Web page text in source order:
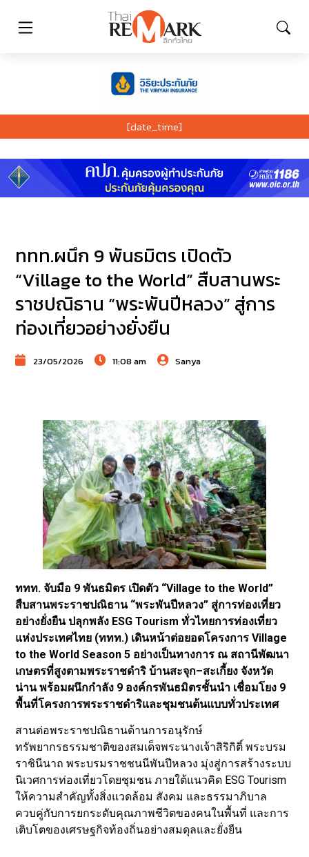
[date_time]
ททท.ผนึก 9 พันธมิตร เปิดตัว
“Village to the World” สืบสานพระ
ราชปณิธาน “พระพันปีหลวง” สู่การ
ท่องเที่ยวอย่างยั่งยืน
23/05/2026 11:08 am Sanya
ททท. จับมือ 9 พันธมิตร เปิดตัว “Village to the World”
สืบสานพระราชปณิธาน “พระพันปีหลวง” สู่การท่องเที่ยว
อย่างยั่งยืน ปลุกพลัง ESG Tourism ทั่วไทยการท่องเที่ยว
แห่งประเทศไทย (ททท.) เดินหน้าต่อยอดโครงการ Village
to the World Season 5 อย่างเป็นทางการ ณ สถานีพัฒนา
เกษตรที่สูงตามพระราชดำริ บ้านสะจุก–สะเกี้ยง จังหวัด
น่าน พร้อมผนึกกำลัง 9 องค์กรพันธมิตรชั้นนำ เชื่อมโยง 9
พื้นที่โครงการพระราชดำริและชุมชนต้นแบบทั่วประเทศ
สานต่อพระราชปณิธานด้านการอนุรักษ์
ทรัพยากรธรรมชาติของสมเด็จพระนางเจ้าสิริกิติ์ พระบรม
ราชินีนาถ พระบรมราชชนนีพันปีหลวง มุ่งสู่การสร้างระบบ
นิเวศการท่องเที่ยวโดยชุมชน ภายใต้แนวคิด ESG Tourism
ให้ความสำคัญทั้งสิ่งแวดล้อม สังคม และธรรมาภิบาล
ควบคู่กับการยกระดับคุณภาพชีวิตของคนในพื้นที่ และการ
เติบโตของเศรษฐกิจท้องถิ่นอย่างสมดุลและยั่งยืน